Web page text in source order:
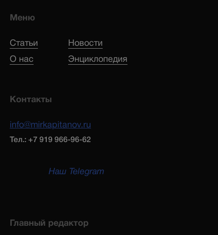
Меню
Статьи
Новости
О нас
Энциклопедия
Контакты
info@mirkapitanov.ru
Тел.: +7 919 966-96-62
Наш Telegram
Главный редактор